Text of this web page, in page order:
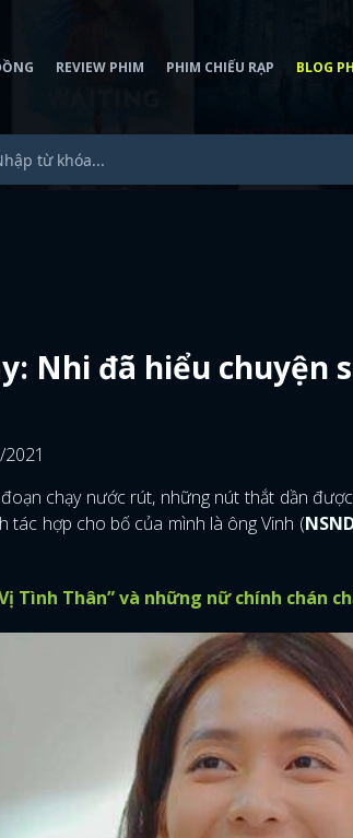
REVIEW PHIM PHIM CHIẾU RẠP BLOG
Nhi đã hiểu chuyện
chạy nước rút, những nút thắt dần
tác hợp cho bố của mình là ông Vinh (
Tình Thân” và những nữ chính chán